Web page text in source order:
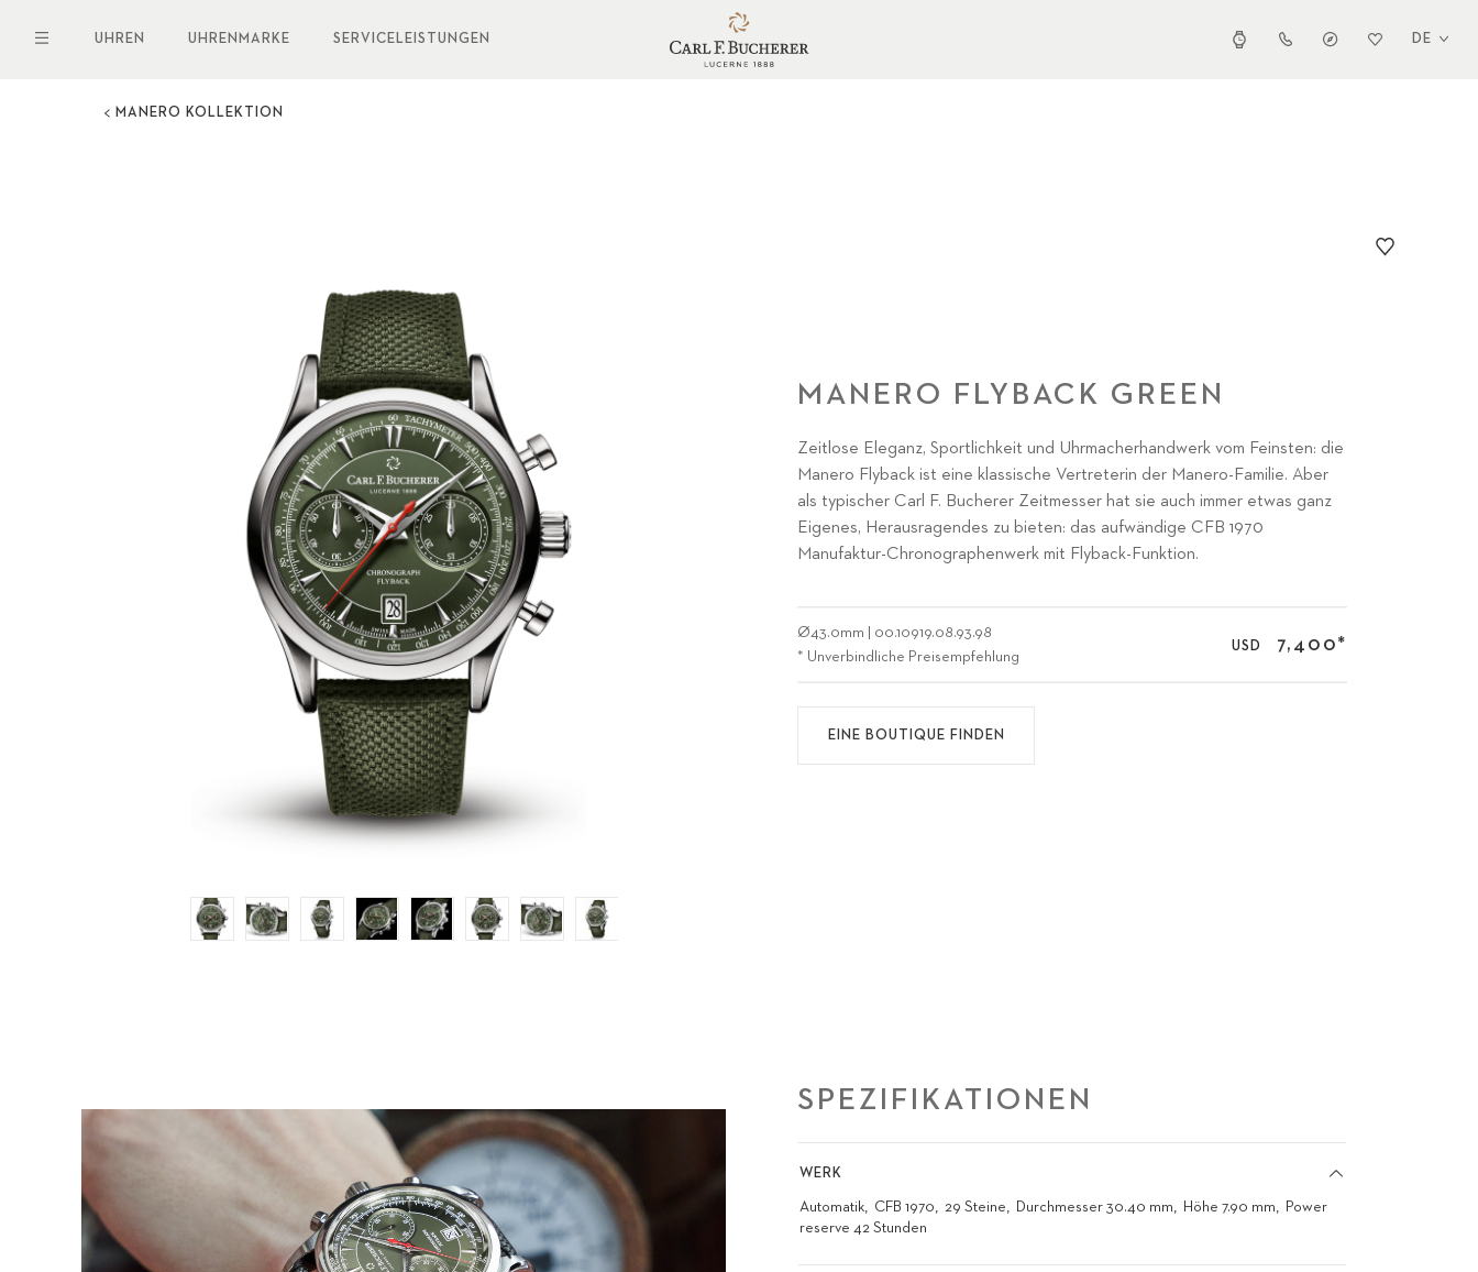
UHREN UHRENMARKE SERVICELEISTUNGEN DE
MANERO KOLLEKTION
MANERO FLYBACK GREEN
Zeitlose Eleganz, Sportlichkeit und Uhrmacherhandwerk vom Feinsten: die
Manero Flyback ist eine klassische Vertreterin der Manero-Familie. Aber
als typischer Carl F. Bucherer Zeitmesser hat sie auch immer etwas ganz
Eigenes, Herausragendes zu bieten: das aufwändige CFB 1970
Manufaktur-Chronographenwerk mit Flyback-Funktion.
Ø43.0mm
00.10919.08.93.98
* Unverbindliche Preisempfehlung
USD 7,400*
EINE BOUTIQUE FINDEN
SPEZIFIKATIONEN
WERK
Automatik CFB 1970 29 Steine Durchmesser 30.40 mm Höhe 7.90 mm
Power
reserve 42 Stunden